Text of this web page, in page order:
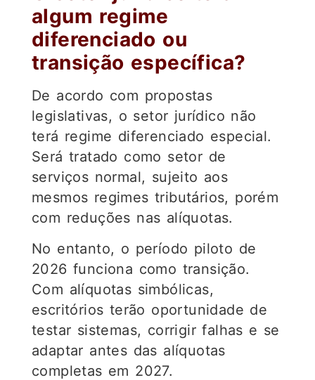
algum regime
diferenciado ou
transição específica?
De acordo com propostas
legislativas, o setor jurídico não
terá regime diferenciado especial.
Será tratado como setor de
serviços normal, sujeito aos
mesmos regimes tributários, porém
com reduções nas alíquotas.
No entanto, o período piloto de
2026 funciona como transição.
Com alíquotas simbólicas,
escritórios terão oportunidade de
testar sistemas, corrigir falhas e se
adaptar antes das alíquotas
completas em 2027.